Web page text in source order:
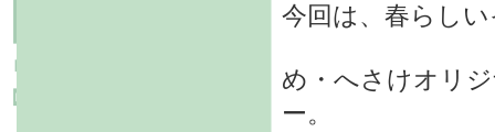
今回は、春らし
め・へさけオリ
ー。